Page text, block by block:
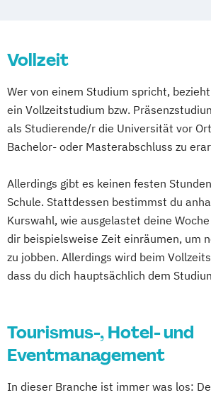
Vollzeit
Wer von einem Studium spricht,
ein Vollzeitstudium bzw.
als Studierende/r die Universität vor
Bachelor- oder Masterabschluss zu
Allerdings gibt es keinen festen
Schule. Stattdessen bestimmst du
Kurswahl, wie ausgelastet deine
dir beispielsweise Zeit einräumen, um
zu jobben. Allerdings wird beim
dass du dich hauptsächlich dem
Tourismus-, Hotel- und
Eventmanagement
In dieser Branche ist immer was los: